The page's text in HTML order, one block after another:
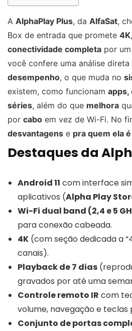
A AlphaPlay Plus, da AlfaSat,
Box de entrada que promete 4K,
conectividade completa por um
você confere uma análise
desempenho, o que muda no
existem, como funcionam apps,
séries, além do que melhora
por cabo em vez de Wi-Fi. No
desvantagens e pra quem ela
Destaques da
Android 11 com interface
aplicativos (Alpha Play
Wi-Fi dual band (2,4 e 5
para conexão cabeada.
4K (com seção dedicada a
canais).
Playback de 7 dias
gravados por até uma
Controle remoto IR com
volume, navegação e teclas
Conjunto de portas